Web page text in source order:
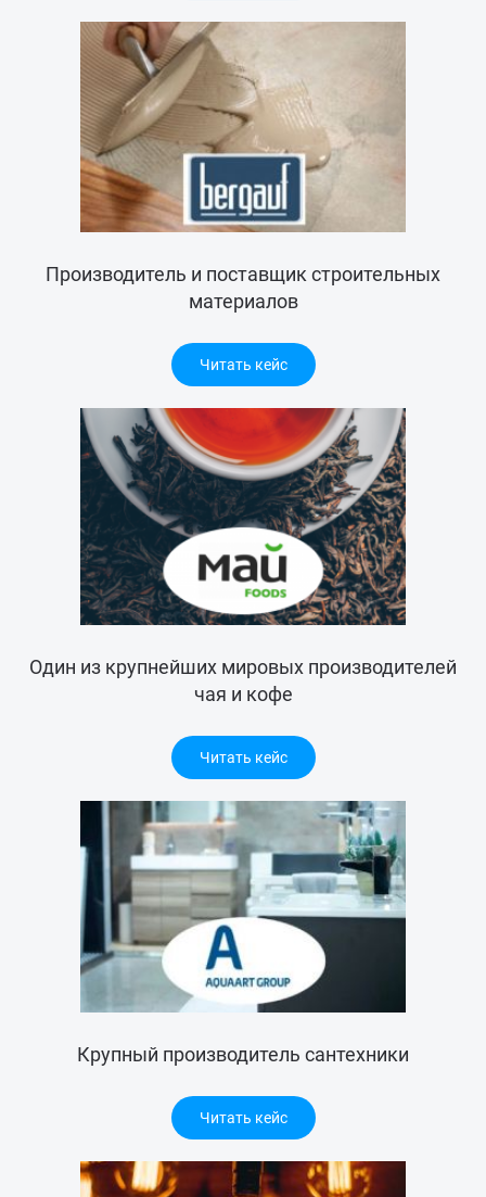
Производитель и поставщик строительных
материалов
Читать кейс
Один из крупнейших мировых производителей
чая и кофе
Читать кейс
Крупный производитель сантехники
Читать кейс